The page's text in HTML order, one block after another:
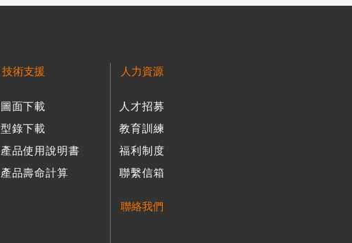
技術支援
圖面下載
型錄下載
產品使用說明書
產品壽命計算
人力資源
人才招募
教育訓練
福利制度
聯繫信箱
聯絡我們